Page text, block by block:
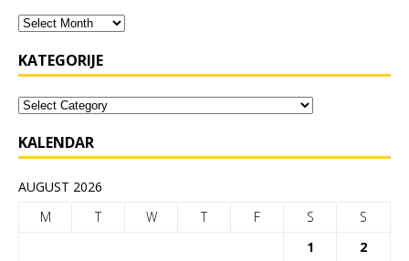
KATEGORIJE
KALENDAR
AUGUST 2026
M
T W T F S
S
1
2